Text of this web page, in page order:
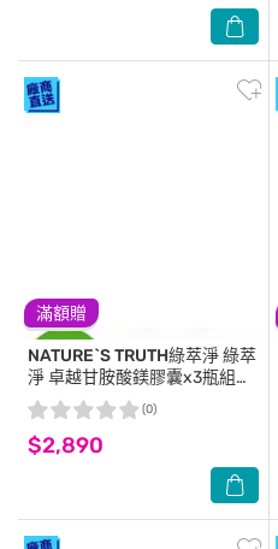
滿額贈
NATURE`S TRUTH綠萃淨綠萃
淨 卓越甘胺酸鎂膠囊x3瓶組
(120粒/瓶)
$2,890
(0)